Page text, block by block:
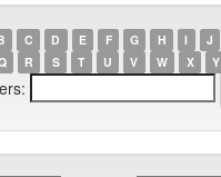
C D E F G H I J
R S T U V W X Y